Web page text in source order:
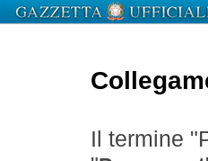
Il termine